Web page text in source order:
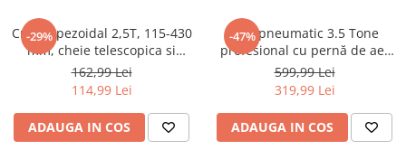
Sudura / taiere
Accesorii / consumabile sudura
Aparat taiat cu plasma
Aparate sudura
Masca de sudura
Sursa lumina
-29%
Cric trapezoidal 2,5T, 115-430
mm, cheie telescopica si
accesorii incluse (KD3525)
162,99 Lei
114,99 Lei
ADAUGA IN COS
-47%
Cric pneumatic 3.5 Tone
profesional cu pernă de aer
pentru vulcanizare 13.5-40cm
(TA256)
599,99 Lei
319,99 Lei
ADAUGA IN COS